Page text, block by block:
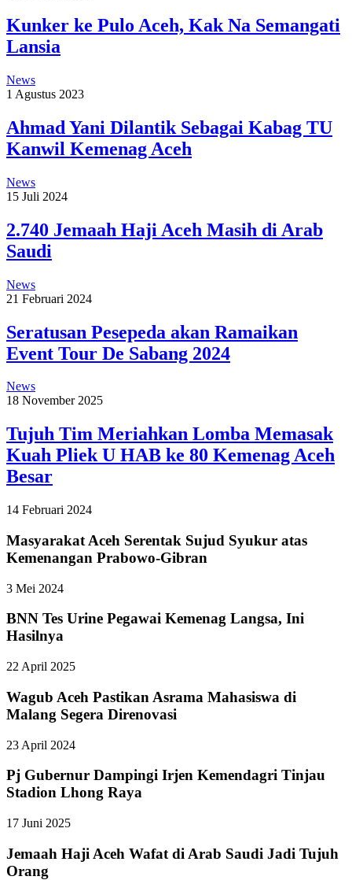
Kunker ke Pulo Aceh, Kak Na Semangati
Lansia
News
1 Agustus 2023
Ahmad Yani Dilantik Sebagai Kabag TU
Kanwil Kemenag Aceh
News
15 Juli 2024
2.740 Jemaah Haji Aceh Masih di Arab
Saudi
News
21 Februari 2024
Seratusan Pesepeda akan Ramaikan
Event Tour De Sabang 2024
News
18 November 2025
Tujuh Tim Meriahkan Lomba Memasak
Kuah Pliek U HAB ke 80 Kemenag Aceh
Besar
14 Februari 2024
Masyarakat Aceh Serentak Sujud Syukur atas
Kemenangan Prabowo-Gibran
3 Mei 2024
BNN Tes Urine Pegawai Kemenag Langsa, Ini
Hasilnya
22 April 2025
Wagub Aceh Pastikan Asrama Mahasiswa di
Malang Segera Direnovasi
23 April 2024
Pj Gubernur Dampingi Irjen Kemendagri Tinjau
Stadion Lhong Raya
17 Juni 2025
Jemaah Haji Aceh Wafat di Arab Saudi Jadi Tujuh
Orang